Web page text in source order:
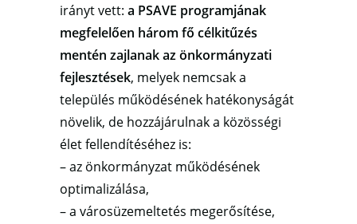
irányt vett: a PSAVE programjának
megfelelően három fő célkitűzés
mentén zajlanak az önkormányzati
fejlesztések, melyek nemcsak a
település működésének hatékonyságát
növelik, de hozzájárulnak a közösségi
élet fellendítéséhez is:
– az önkormányzat működésének
optimalizálása,
– a városüzemeltetés megerősítése,